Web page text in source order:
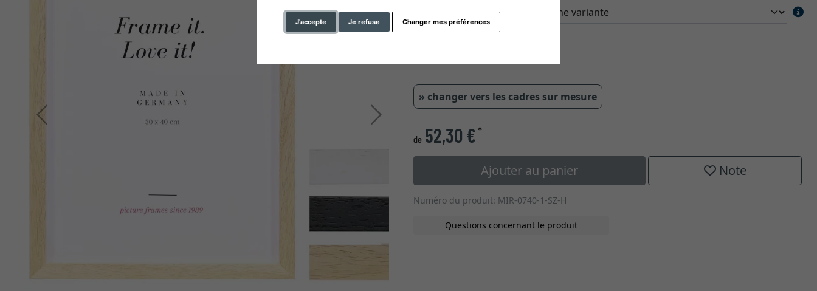
J'accepte Je refuse Changer mes préférences
Retour Continuer
type de verre
» changer vers les cadres sur mesure
de 52,30 €*
Ajouter au panier Note
Numéro du produit: MIR-0740-1-SZ-H
Questions concernant le produit